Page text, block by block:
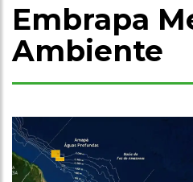
Embrapa
Ambiente